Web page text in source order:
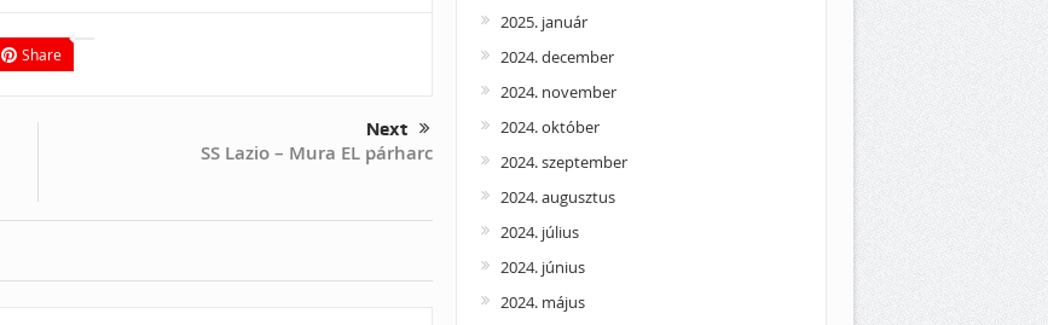
Share
Next
SS Lazio – Mura EL párharc
2025. január
2024. december
2024. november
2024. október
2024. szeptember
2024. augusztus
2024. július
2024. június
2024. május